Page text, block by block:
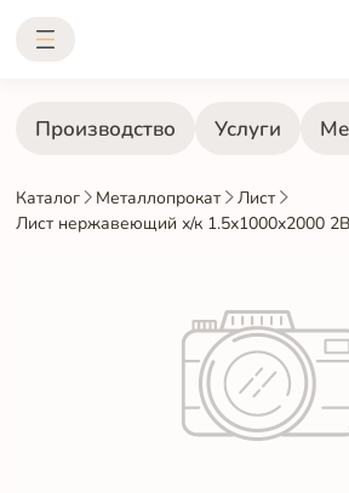
Производство Услуги
Каталог Металлопрокат
Лист
Лист нержавеющий х/к 1.5х1000х2000